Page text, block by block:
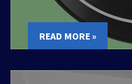
READ MORE »